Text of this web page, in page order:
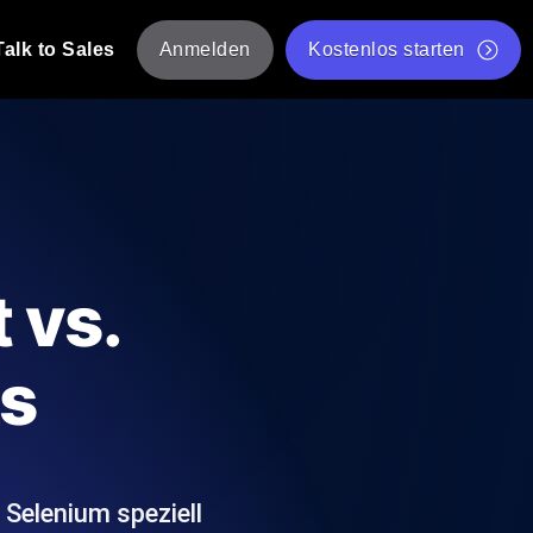
Probes aus 25+ Standorten.
es tun.
APIs
API-Statusprüfer
Liste kostenloser Web-Tools
to Sales Anmelden Kostenlos starten
vs.
speziell